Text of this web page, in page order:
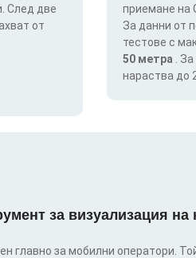
След две
от
приемане на
За данни от
тестове с
50 метра
.
нараства до
за визуализация на
главно за мобилни оператори.